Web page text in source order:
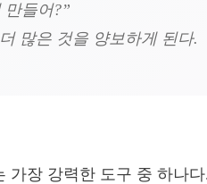
들어?”
많은 것을 양보하게 된다.
가장 강력한 도구 중 하나